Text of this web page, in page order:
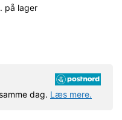
på lager
dag. Læs mere.